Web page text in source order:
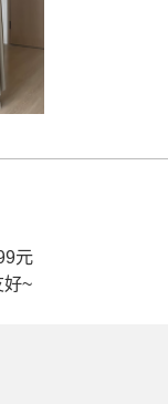
元
好~